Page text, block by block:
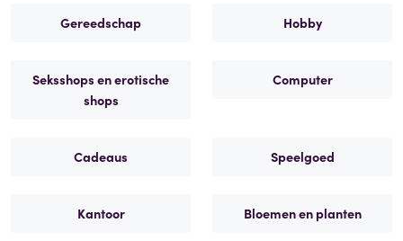
Gereedschap Hobby
Seksshops en erotische
shops
Computer
Cadeaus Speelgoed
Kantoor Bloemen en planten